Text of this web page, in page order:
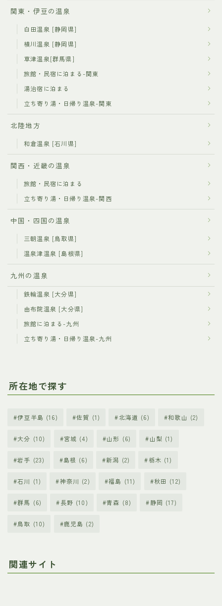
関東・伊豆の温泉
白田温泉 [静岡県]
横川温泉 [静岡県]
草津温泉[群馬県]
旅館・民宿に泊まる-関東
湯治宿に泊まる
立ち寄り湯・日帰り温泉-関東
北陸地方
和倉温泉 [石川県]
関西・近畿の温泉
旅館・民宿に泊まる
立ち寄り湯・日帰り温泉-関西
中国・四国の温泉
三朝温泉 [鳥取県]
温泉津温泉 [島根県]
九州の温泉
鉄輪温泉 [大分県]
由布院温泉 [大分県]
旅館に泊まる-九州
立ち寄り湯・日帰り温泉-九州
所在地で探す
伊豆半島 (16) 佐賀 (1) 北海道 (6) 和歌山 (2)
大分 (10) 宮城 (4) 山形 (6) 山梨 (1)
岩手 (23) 島根 (6) 新潟 (2) 栃木 (1)
石川 (1) 神奈川 (2) 福島 (11) 秋田 (12)
群馬 (6) 長野 (10) 青森 (8) 静岡 (17)
鳥取 (10) 鹿児島 (2)
関連サイト